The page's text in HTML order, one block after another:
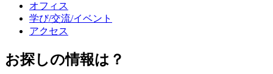
オフィス
学び/交流/イベント
アクセス
お探しの情報は？